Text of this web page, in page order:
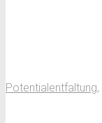
Potentialentfaltung,